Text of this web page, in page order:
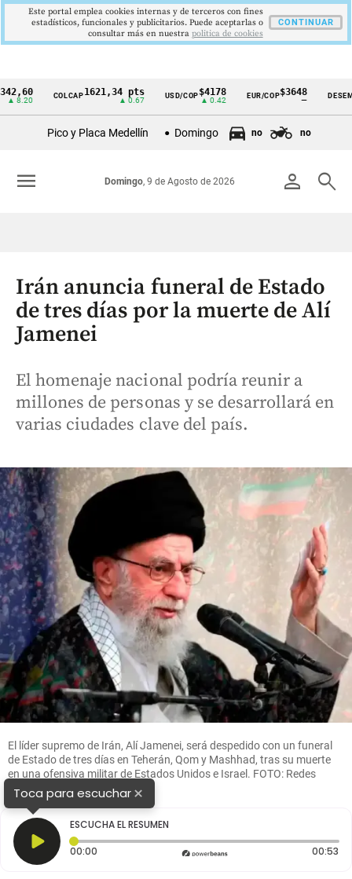
Cintillo
Colombia
COLCAP1621,34 pts USD/COP$4178
▲ 0.42
EUR/COP$3648
—
DESEMPLEO
Pico y Placa Medellín Domingo no no
person search
Domingo, 9 de Agosto de 2026
menu
Irán anuncia funeral de Estado
de tres días por la muerte de Alí
Jamenei
El homenaje nacional podría reunir a
millones de personas y se desarrollará en
varias ciudades clave del país.
El líder supremo de Irán, Alí Jamenei, será despedido con un funeral
de Estado de tres días en Teherán, Qom y Mashhad, tras su muerte
en una ofensiva militar de Estados Unidos e Israel. FOTO: Redes
sociales.
Toca para escuchar×
ESCUCHA EL RESUMEN
00:00 Tiempo transcurrido: 0 segundos 00:53
Este portal emplea cookies internas y de terceros con fines
estadísticos, funcionales y publicitarios. Puede aceptarlas o
consultar más en nuestra politica de cookies
CONTINUAR